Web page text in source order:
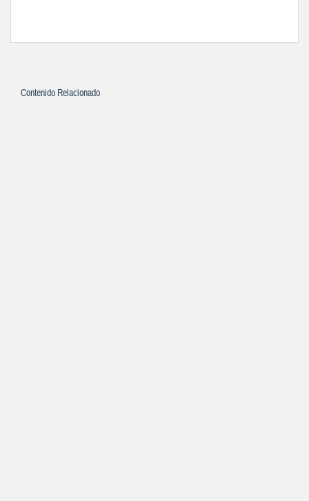
Contenido Relacionado